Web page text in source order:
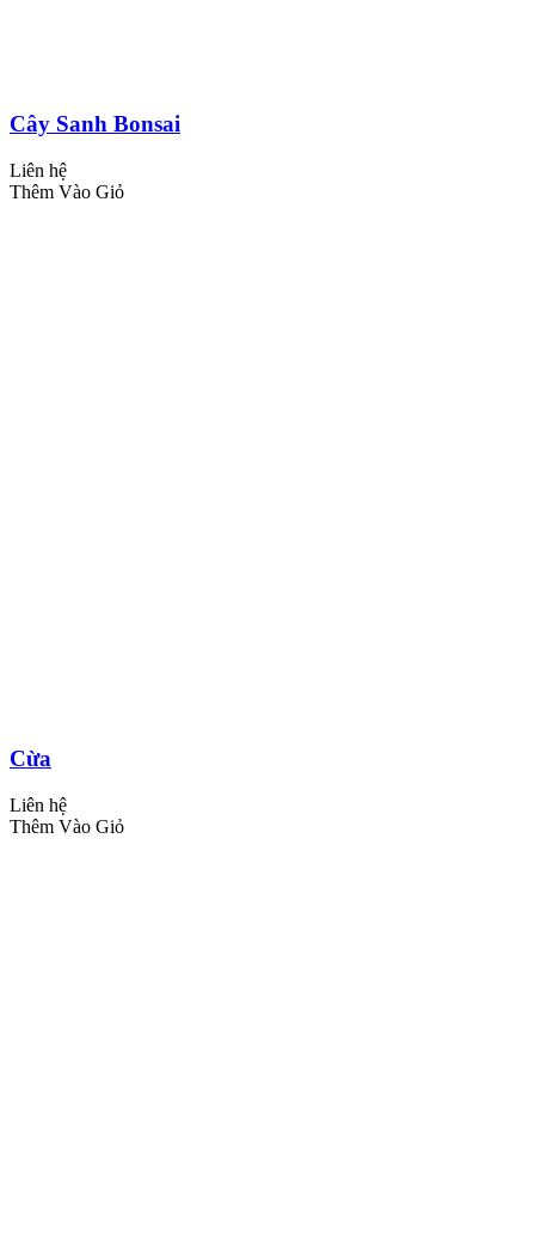
Cây Sanh Bonsai
Liên hệ
Thêm Vào Giỏ
Cừa
Liên hệ
Thêm Vào Giỏ